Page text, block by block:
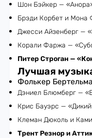
Шон Бэйкер —
Брэди Корбет и Мона
Джесси Айзенберг —
Корали Фаржа —
Питер Строган —
Лучшая
Фолькер
Дэниел Блюмберг —
Крис Бауэрс —
Клеман Дюколь и
Трент Резнор и